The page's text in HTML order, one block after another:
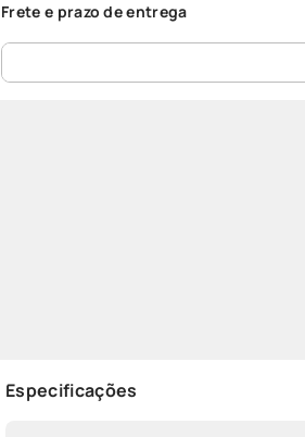
Frete e prazo de entrega
Especificações